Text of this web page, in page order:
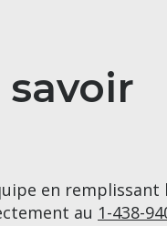
savoir
en remplissant
au 1-438-